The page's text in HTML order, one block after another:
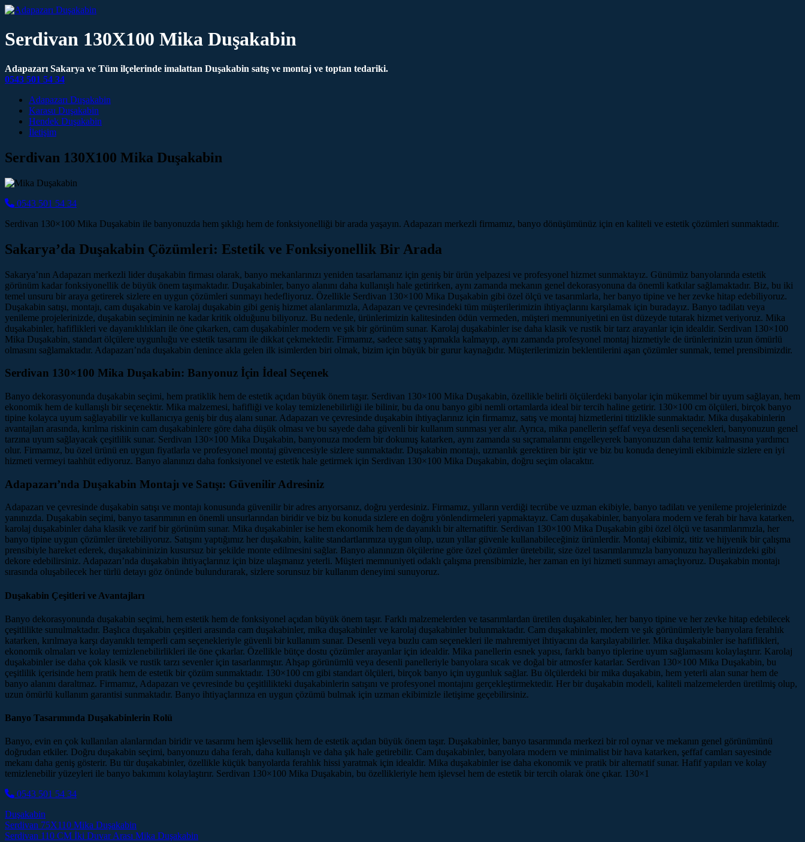
Serdivan 130X100 Mika Duşakabin
Adapazarı Sakarya ve Tüm ilçelerinde imalattan Duşakabin satış ve montaj ve toptan tedariki.
0543 501 54 34
Main Navigation
Adapazarı Duşakabin
Karasu Duşakabin
Hendek Duşakabin
İletişim
Serdivan 130X100 Mika Duşakabin
0543 501 54 34
Serdivan 130×100 Mika Duşakabin ile banyonuzda hem şıklığı hem de fonksiyonelliği bir arada yaşayın. Adapazarı merkezli firmamız, banyo dönüşümünüz için en kaliteli ve estetik çözümleri sunmaktadır.
Sakarya’da Duşakabin Çözümleri: Estetik ve Fonksiyonellik Bir Arada
Sakarya’nın Adapazarı merkezli lider duşakabin firması olarak, banyo mekanlarınızı yeniden tasarlamanız için geniş bir ürün yelpazesi ve profesyonel hizmet sunmaktayız. Günümüz banyolarında estetik
görünüm kadar fonksiyonellik de büyük önem taşımaktadır. Duşakabinler, banyo alanını daha kullanışlı hale getirirken, aynı zamanda mekanın genel dekorasyonuna da önemli katkılar sağlamaktadır. Biz, bu iki
temel unsuru bir araya getirerek sizlere en uygun çözümleri sunmayı hedefliyoruz. Özellikle Serdivan 130×100 Mika Duşakabin gibi özel ölçü ve tasarımlarla, her banyo tipine ve her zevke hitap edebiliyoruz.
Duşakabin satışı, montajı, cam duşakabin ve karolaj duşakabin gibi geniş hizmet alanlarımızla, Adapazarı ve çevresindeki tüm müşterilerimizin ihtiyaçlarını karşılamak için buradayız. Banyo tadilatı veya
yenileme projelerinizde, duşakabin seçiminin ne kadar kritik olduğunu biliyoruz. Bu nedenle, ürünlerimizin kalitesinden ödün vermeden, müşteri memnuniyetini en üst düzeyde tutarak hizmet veriyoruz. Mika
duşakabinler, hafiflikleri ve dayanıklılıkları ile öne çıkarken, cam duşakabinler modern ve şık bir görünüm sunar. Karolaj duşakabinler ise daha klasik ve rustik bir tarz arayanlar için idealdir. Serdivan 130×100
Mika Duşakabin, standart ölçülere uygunluğu ve estetik tasarımı ile dikkat çekmektedir. Firmamız, sadece satış yapmakla kalmayıp, aynı zamanda profesyonel montaj hizmetiyle de ürünlerinizin uzun ömürlü
olmasını sağlamaktadır. Adapazarı’nda duşakabin denince akla gelen ilk isimlerden biri olmak, bizim için büyük bir gurur kaynağıdır. Müşterilerimizin beklentilerini aşan çözümler sunmak, temel prensibimizdir.
Serdivan 130×100 Mika Duşakabin: Banyonuz İçin İdeal Seçenek
Banyo dekorasyonunda duşakabin seçimi, hem pratiklik hem de estetik açıdan büyük önem taşır. Serdivan 130×100 Mika Duşakabin, özellikle belirli ölçülerdeki banyolar için mükemmel bir uyum sağlayan, hem
ekonomik hem de kullanışlı bir seçenektir. Mika malzemesi, hafifliği ve kolay temizlenebilirliği ile bilinir, bu da onu banyo gibi nemli ortamlarda ideal bir tercih haline getirir. 130×100 cm ölçüleri, birçok banyo
tipine kolayca uyum sağlayabilir ve kullanıcıya geniş bir duş alanı sunar. Adapazarı ve çevresinde duşakabin ihtiyaçlarınız için firmamız, satış ve montaj hizmetlerini titizlikle sunmaktadır. Mika duşakabinlerin
avantajları arasında, kırılma riskinin cam duşakabinlere göre daha düşük olması ve bu sayede daha güvenli bir kullanım sunması yer alır. Ayrıca, mika panellerin şeffaf veya desenli seçenekleri, banyonuzun genel
tarzına uyum sağlayacak çeşitlilik sunar. Serdivan 130×100 Mika Duşakabin, banyonuza modern bir dokunuş katarken, aynı zamanda su sıçramalarını engelleyerek banyonuzun daha temiz kalmasına yardımcı
olur. Firmamız, bu özel ürünü en uygun fiyatlarla ve profesyonel montaj güvencesiyle sizlere sunmaktadır. Duşakabin montajı, uzmanlık gerektiren bir iştir ve biz bu konuda deneyimli ekibimizle sizlere en iyi
hizmeti vermeyi taahhüt ediyoruz. Banyo alanınızı daha fonksiyonel ve estetik hale getirmek için Serdivan 130×100 Mika Duşakabin, doğru seçim olacaktır.
Adapazarı’nda Duşakabin Montajı ve Satışı: Güvenilir Adresiniz
Adapazarı ve çevresinde duşakabin satışı ve montajı konusunda güvenilir bir adres arıyorsanız, doğru yerdesiniz. Firmamız, yılların verdiği tecrübe ve uzman ekibiyle, banyo tadilatı ve yenileme projelerinizde
yanınızda. Duşakabin seçimi, banyo tasarımının en önemli unsurlarından biridir ve biz bu konuda sizlere en doğru yönlendirmeleri yapmaktayız. Cam duşakabinler, banyolara modern ve ferah bir hava katarken,
karolaj duşakabinler daha klasik ve zarif bir görünüm sunar. Mika duşakabinler ise hem ekonomik hem de dayanıklı bir alternatiftir. Serdivan 130×100 Mika Duşakabin gibi özel ölçü ve tasarımlarımızla, her
banyo tipine uygun çözümler üretebiliyoruz. Satışını yaptığımız her duşakabin, kalite standartlarımıza uygun olup, uzun yıllar güvenle kullanabileceğiniz ürünlerdir. Montaj ekibimiz, titiz ve hijyenik bir çalışma
prensibiyle hareket ederek, duşakabininizin kusursuz bir şekilde monte edilmesini sağlar. Banyo alanınızın ölçülerine göre özel çözümler üretebilir, size özel tasarımlarımızla banyonuzu hayallerinizdeki gibi
dekore edebilirsiniz. Adapazarı’nda duşakabin ihtiyaçlarınız için bize ulaşmanız yeterli. Müşteri memnuniyeti odaklı çalışma prensibimizle, her zaman en iyi hizmeti sunmayı amaçlıyoruz. Duşakabin montajı
sırasında oluşabilecek her türlü detayı göz önünde bulundurarak, sizlere sorunsuz bir kullanım deneyimi sunuyoruz.
Duşakabin Çeşitleri ve Avantajları
Banyo dekorasyonunda duşakabin seçimi, hem estetik hem de fonksiyonel açıdan büyük önem taşır. Farklı malzemelerden ve tasarımlardan üretilen duşakabinler, her banyo tipine ve her zevke hitap edebilecek
çeşitlilikte sunulmaktadır. Başlıca duşakabin çeşitleri arasında cam duşakabinler, mika duşakabinler ve karolaj duşakabinler bulunmaktadır. Cam duşakabinler, modern ve şık görünümleriyle banyolara ferahlık
katarken, kırılmaya karşı dayanıklı temperli cam seçenekleriyle güvenli bir kullanım sunar. Desenli veya buzlu cam seçenekleri ile mahremiyet ihtiyacını da karşılayabilirler. Mika duşakabinler ise hafiflikleri,
ekonomik olmaları ve kolay temizlenebilirlikleri ile öne çıkarlar. Özellikle bütçe dostu çözümler arayanlar için idealdir. Mika panellerin esnek yapısı, farklı banyo tiplerine uyum sağlamasını kolaylaştırır. Karolaj
duşakabinler ise daha çok klasik ve rustik tarzı sevenler için tasarlanmıştır. Ahşap görünümlü veya desenli panelleriyle banyolara sıcak ve doğal bir atmosfer katarlar. Serdivan 130×100 Mika Duşakabin, bu
çeşitlilik içerisinde hem pratik hem de estetik bir çözüm sunmaktadır. 130×100 cm gibi standart ölçüleri, birçok banyo için uygunluk sağlar. Bu ölçülerdeki bir mika duşakabin, hem yeterli alan sunar hem de
banyo alanını daraltmaz. Firmamız, Adapazarı ve çevresinde bu çeşitlilikteki duşakabinlerin satışını ve profesyonel montajını gerçekleştirmektedir. Her bir duşakabin modeli, kaliteli malzemelerden üretilmiş olup,
uzun ömürlü kullanım garantisi sunmaktadır. Banyo ihtiyaçlarınıza en uygun çözümü bulmak için uzman ekibimizle iletişime geçebilirsiniz.
Banyo Tasarımında Duşakabinlerin Rolü
Banyo, evin en çok kullanılan alanlarından biridir ve tasarımı hem işlevsellik hem de estetik açıdan büyük önem taşır. Duşakabinler, banyo tasarımında merkezi bir rol oynar ve mekanın genel görünümünü
doğrudan etkiler. Doğru duşakabin seçimi, banyonuzu daha ferah, daha kullanışlı ve daha şık hale getirebilir. Cam duşakabinler, banyolara modern ve minimalist bir hava katarken, şeffaf camları sayesinde
mekanı daha geniş gösterir. Bu tür duşakabinler, özellikle küçük banyolarda ferahlık hissi yaratmak için idealdir. Mika duşakabinler ise daha ekonomik ve pratik bir alternatif sunar. Hafif yapıları ve kolay
temizlenebilir yüzeyleri ile banyo bakımını kolaylaştırır. Serdivan 130×100 Mika Duşakabin, bu özellikleriyle hem işlevsel hem de estetik bir tercih olarak öne çıkar. 130×1
0543 501 54 34
Duşakabin
Post navigation
Serdivan 75X110 Mika Duşakabin
Serdivan 110 CM İki Duvar Arası Mika Duşakabin